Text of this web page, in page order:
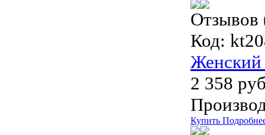
Отзывов
Код:
Женский
2 358
Купить